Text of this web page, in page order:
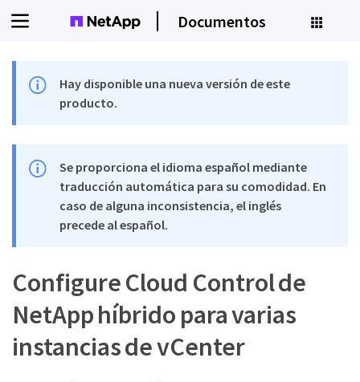
Documentos
Hay disponible una nueva versión de este
producto.
Se proporciona el idioma español mediante
traducción automática para su comodidad. En
caso de alguna inconsistencia, el inglés
precede al español.
Configure Cloud Control de
NetApp híbrido para varias
instancias de vCenter